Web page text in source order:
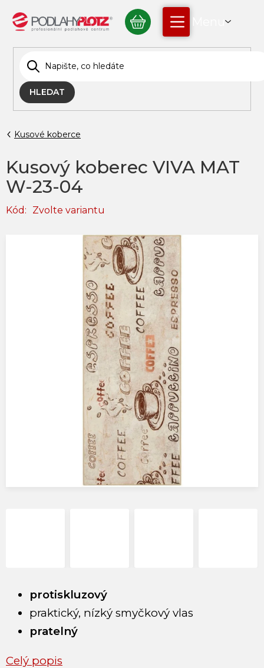
obsah
HLEDAT
NÁKUPNÍ
KOŠÍK
Kusové koberce
Kusový koberec VIVA MAT
W-23-04
Kód: Zvolte variantu
protiskluzový
praktický, nízký smyčkový vlas
pratelný
Celý popis